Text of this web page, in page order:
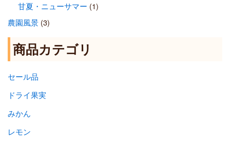
甘夏・ニューサマー (1)
農園風景(3)
商品カテゴリ
セール品
ドライ果実
みかん
レモン